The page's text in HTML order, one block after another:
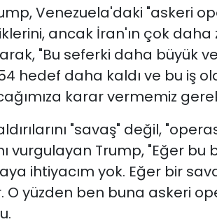
Venezuela'daki "askeri
ancak İran'ın çok daha
"Bu seferki daha büyük
hedef daha kaldı ve bu iş
karar vermemiz
"savaş" değil,
vurgulayan Trump, "Eğer
ihtiyacım yok. Eğer bir
O yüzden ben buna askeri